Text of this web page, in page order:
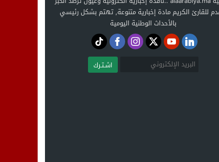
للقارئ الكريم مادة إخبارية متنوعة, تهتم بشكل رئيسي
بالأحداث الوطنية اليومية
اشـتـرك